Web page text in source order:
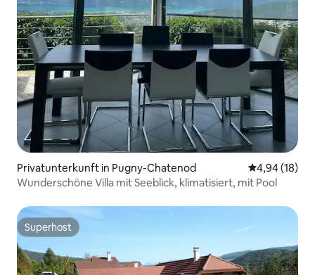
Privatunterkunft in Pugny-Chatenod
4,94 (18)
Wunderschöne Villa mit Seeblick, klimatisiert, mit Pool
Superhost
Superhost